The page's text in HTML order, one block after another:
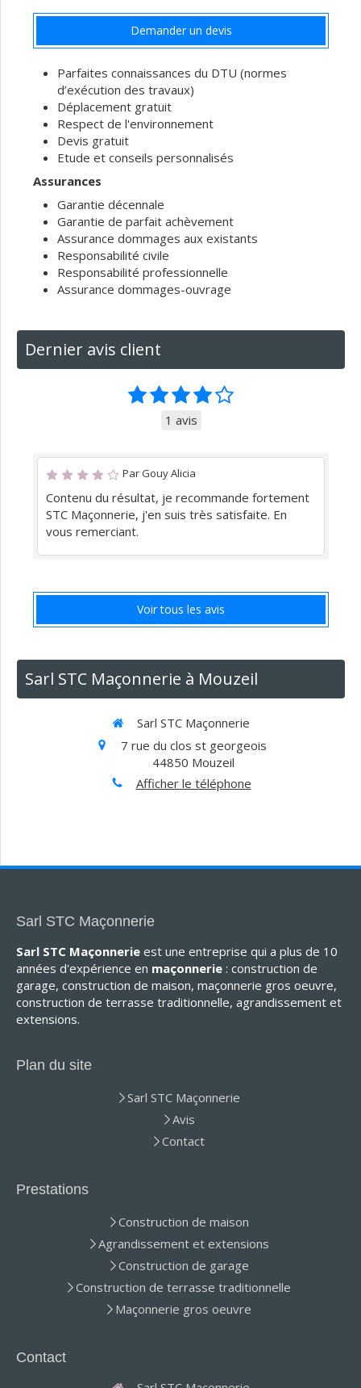
Demander un devis
Parfaites connaissances du DTU (normes
d’exécution des travaux)
Déplacement gratuit
Respect de l'environnement
Devis gratuit
Etude et conseils personnalisés
Assurances
Garantie décennale
Garantie de parfait achèvement
Assurance dommages aux existants
Responsabilité civile
Responsabilité professionnelle
Assurance dommages-ouvrage
Dernier avis client
1 avis
Par Gouy Alicia
Contenu du résultat, je recommande fortement
STC Maçonnerie, j'en suis très satisfaite. En
vous remerciant.
Voir tous les avis
Sarl STC Maçonnerie à Mouzeil
Sarl STC Maçonnerie
7 rue du clos st georgeois
44850 Mouzeil
Afficher le téléphone
Sarl STC Maçonnerie
Sarl STC Maçonnerie est une entreprise qui a plus de 10
années d'expérience en maçonnerie : construction de
garage, construction de maison, maçonnerie gros oeuvre,
construction de terrasse traditionnelle, agrandissement et
extensions.
Plan du site
Sarl STC Maçonnerie
Avis
Contact
Prestations
Construction de maison
Agrandissement et extensions
Construction de garage
Construction de terrasse traditionnelle
Maçonnerie gros oeuvre
Contact